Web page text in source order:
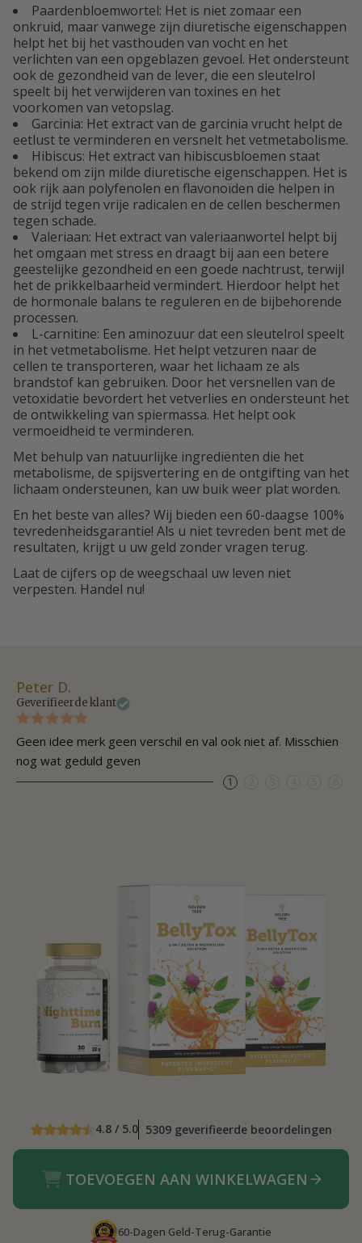
Paardenbloemwortel: Het is niet zomaar een
onkruid, maar vanwege zijn diuretische eigenschappen
helpt het bij het vasthouden van vocht en het
verlichten van een opgeblazen gevoel. Het ondersteunt
ook de gezondheid van de lever, die een sleutelrol
speelt bij het verwijderen van toxines en het
voorkomen van vetopslag.
Garcinia: Het extract van de garcinia vrucht helpt de
eetlust te verminderen en versnelt het vetmetabolisme.
Hibiscus: Het extract van hibiscusbloemen staat
bekend om zijn milde diuretische eigenschappen. Het is
ook rijk aan polyfenolen en flavonoïden die helpen in
de strijd tegen vrije radicalen en de cellen beschermen
tegen schade.
Valeriaan: Het extract van valeriaanwortel helpt bij
het omgaan met stress en draagt bij aan een betere
geestelijke gezondheid en een goede nachtrust, terwijl
het de prikkelbaarheid vermindert. Hierdoor helpt het
de hormonale balans te reguleren en de bijbehorende
processen.
L-carnitine: Een aminozuur dat een sleutelrol speelt
in het vetmetabolisme. Het helpt vetzuren naar de
cellen te transporteren, waar het lichaam ze als
brandstof kan gebruiken. Door het versnellen van de
vetoxidatie bevordert het vetverlies en ondersteunt het
de ontwikkeling van spiermassa. Het helpt ook
vermoeidheid te verminderen.
Met behulp van natuurlijke ingrediënten die het
metabolisme, de spijsvertering en de ontgifting van het
lichaam ondersteunen, kan uw buik weer plat worden.
En het beste van alles? Wij bieden een 60-daagse 100%
tevredenheidsgarantie! Als u niet tevreden bent met de
resultaten, krijgt u uw geld zonder vragen terug.
Laat de cijfers op de weegschaal uw leven niet
verpesten. Handel nu!
Peter D.
Geverifieerde klant
Geen idee merk geen verschil en val ook niet af. Misschien
nog wat geduld geven
1
4.8 / 5.0 5309 geverifieerde beoordelingen
TOEVOEGEN AAN WINKELWAGEN
60-Dagen Geld-Terug-Garantie